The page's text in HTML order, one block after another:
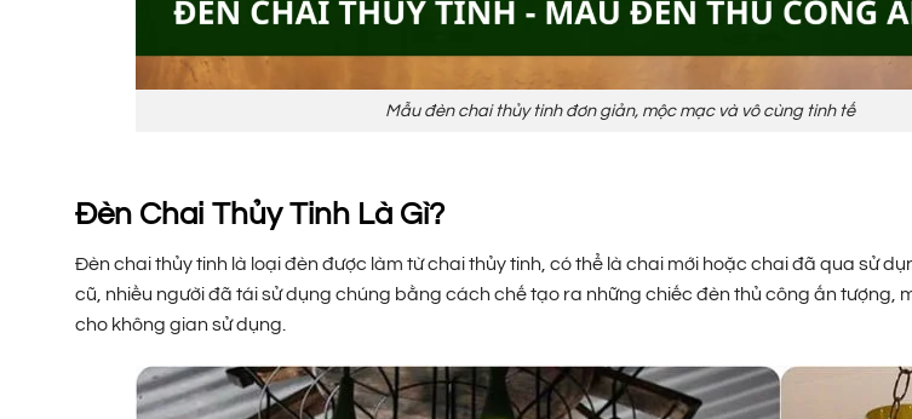
Mẫu đèn chai thủy tinh đơn giản, mộc mạc và vô cùng tinh tế
Đèn Chai Thủy Tinh Là Gì?
Đèn chai thủy tinh là loại đèn được làm từ chai thủy tinh, có thể là chai mới hoặc chai đã qua sử
cũ, nhiều người đã tái sử dụng chúng bằng cách chế tạo ra những chiếc đèn thủ công ấn tượng,
cho không gian sử dụng.